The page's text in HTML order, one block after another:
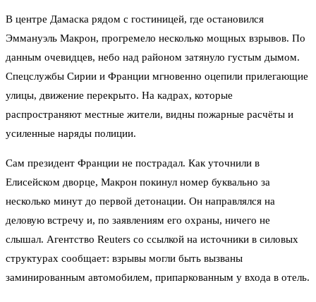
В центре Дамаска рядом с гостиницей, где остановился
Эммануэль Макрон, прогремело несколько мощных взрывов. По
данным очевидцев, небо над районом затянуло густым дымом.
Спецслужбы Сирии и Франции мгновенно оцепили прилегающие
улицы, движение перекрыто. На кадрах, которые
распространяют местные жители, видны пожарные расчёты и
усиленные наряды полиции.
Сам президент Франции не пострадал. Как уточнили в
Елисейском дворце, Макрон покинул номер буквально за
несколько минут до первой детонации. Он направлялся на
деловую встречу и, по заявлениям его охраны, ничего не
слышал. Агентство Reuters со ссылкой на источники в силовых
структурах сообщает: взрывы могли быть вызваны
заминированным автомобилем, припаркованным у входа в отель.